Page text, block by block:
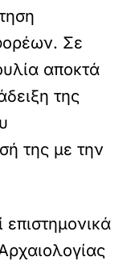
Σε
αποκτά
της
της με την